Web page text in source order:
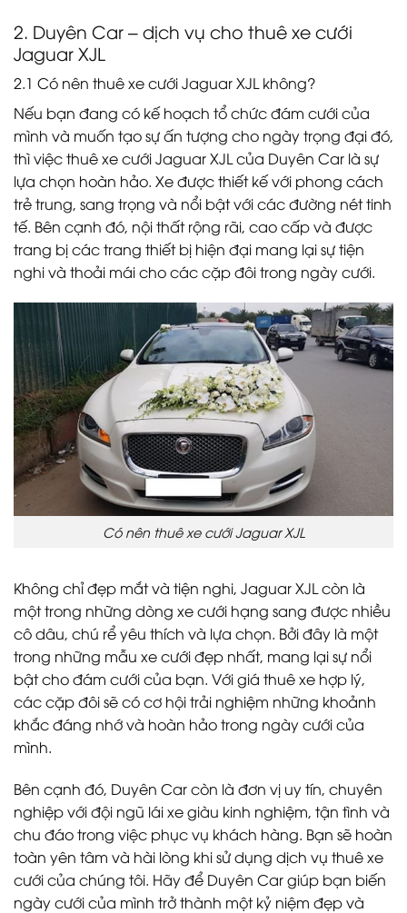
2. Duyên Car – dịch vụ cho thuê xe cưới
Jaguar XJL
2.1 Có nên thuê xe cưới Jaguar XJL không?
Nếu bạn đang có kế hoạch tổ chức đám cưới của
mình và muốn tạo sự ấn tượng cho ngày trọng đại đó,
thì việc thuê xe cưới Jaguar XJL của Duyên Car là sự
lựa chọn hoàn hảo. Xe được thiết kế với phong cách
trẻ trung, sang trọng và nổi bật với các đường nét tinh
tế. Bên cạnh đó, nội thất rộng rãi, cao cấp và được
trang bị các trang thiết bị hiện đại mang lại sự tiện
nghi và thoải mái cho các cặp đôi trong ngày cưới.
Có nên thuê xe cưới Jaguar XJL
Không chỉ đẹp mắt và tiện nghi, Jaguar XJL còn là
một trong những dòng xe cưới hạng sang được nhiều
cô dâu, chú rể yêu thích và lựa chọn. Bởi đây là một
trong những mẫu xe cưới đẹp nhất, mang lại sự nổi
bật cho đám cưới của bạn. Với giá thuê xe hợp lý,
các cặp đôi sẽ có cơ hội trải nghiệm những khoảnh
khắc đáng nhớ và hoàn hảo trong ngày cưới của
mình.
Bên cạnh đó, Duyên Car còn là đơn vị uy tín, chuyên
nghiệp với đội ngũ lái xe giàu kinh nghiệm, tận tình và
chu đáo trong việc phục vụ khách hàng. Bạn sẽ hoàn
toàn yên tâm và hài lòng khi sử dụng dịch vụ thuê xe
cưới của chúng tôi. Hãy để Duyên Car giúp bạn biến
ngày cưới của mình trở thành một kỷ niệm đẹp và